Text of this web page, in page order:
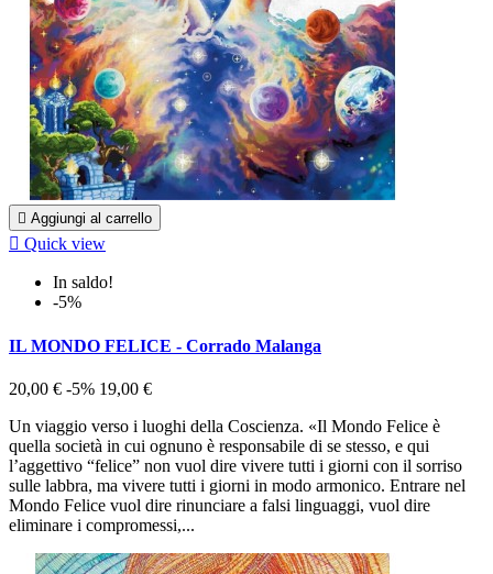
 Aggiungi al carrello
 Quick view
In saldo!
-5%
IL MONDO FELICE - Corrado Malanga
20,00 € -5% 19,00 €
Un viaggio verso i luoghi della Coscienza. «Il Mondo Felice è
quella società in cui ognuno è responsabile di se stesso, e qui
l’aggettivo “felice” non vuol dire vivere tutti i giorni con il sorriso
sulle labbra, ma vivere tutti i giorni in modo armonico. Entrare nel
Mondo Felice vuol dire rinunciare a falsi linguaggi, vuol dire
eliminare i compromessi,...